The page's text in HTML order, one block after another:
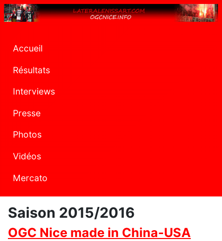
Accueil
Résultats
Interviews
Presse
Photos
Vidéos
Mercato
Saison 2015/2016
OGC Nice made in China-USA